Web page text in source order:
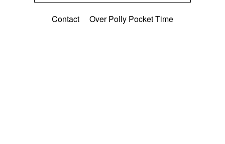
Contact Over Polly Pocket Time